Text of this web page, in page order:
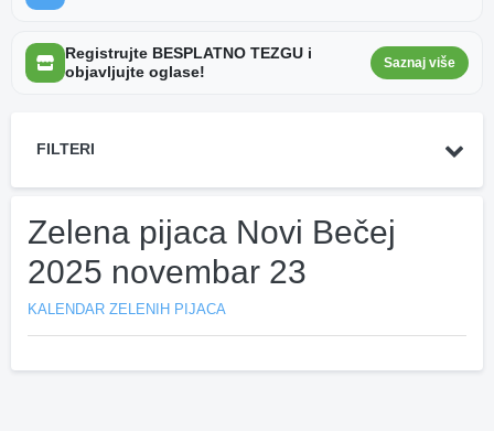
Registrujte BESPLATNO TEZGU i
objavljujte oglase!
Saznaj više
FILTERI
Zelena pijaca Novi Bečej
2025 novembar 23
KALENDAR ZELENIH PIJACA